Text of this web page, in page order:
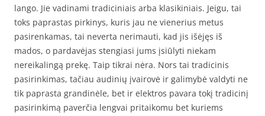
lango. Jie vadinami tradiciniais arba klasikiniais. Jeigu, tai
toks paprastas pirkinys, kuris jau ne vienerius metus
pasirenkamas, tai neverta nerimauti, kad jis išėjęs iš
mados, o pardavėjas stengiasi jums įsiūlyti niekam
nereikalingą prekę. Taip tikrai nėra. Nors tai tradicinis
pasirinkimas, tačiau audinių įvairovė ir galimybė valdyti ne
tik paprasta grandinėle, bet ir elektros pavara tokį tradicinį
pasirinkimą paverčia lengvai pritaikomu bet kuriems